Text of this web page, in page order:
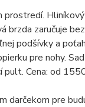
brzda zaručuje
podšívky a
pre nohy.
pult. Cena: od
darčekom pre